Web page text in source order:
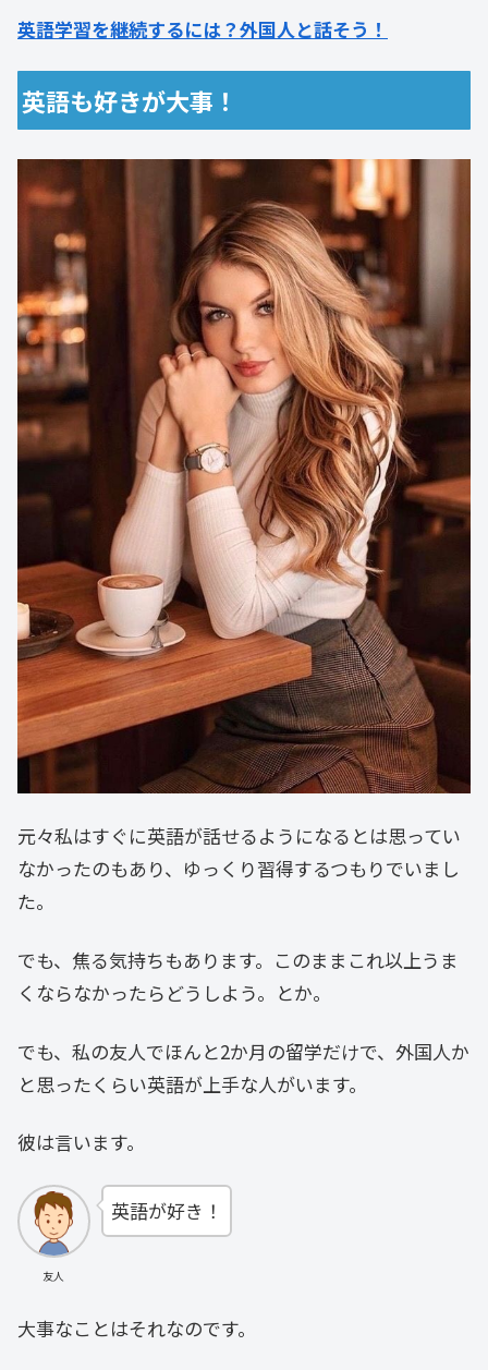
英語学習を継続するには？外国人と話そう！
英語も好きが大事！
元々私はすぐに英語が話せるようになるとは思ってい
なかったのもあり、ゆっくり習得するつもりでいまし
た。
でも、焦る気持ちもあります。このままこれ以上うま
くならなかったらどうしよう。とか。
でも、私の友人でほんと2か月の留学だけで、外国人か
と思ったくらい英語が上手な人がいます。
彼は言います。
友人
英語が好き！
大事なことはそれなのです。